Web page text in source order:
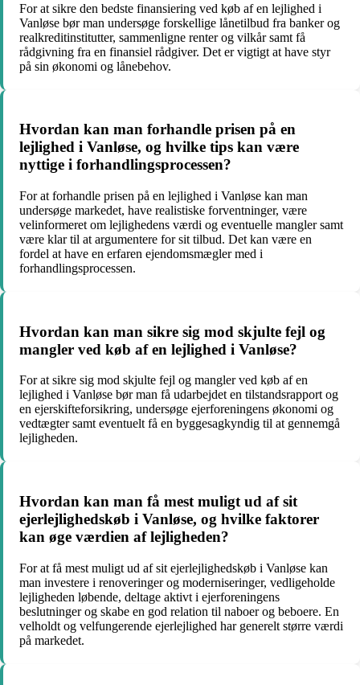
For at sikre den bedste finansiering ved køb af en lejlighed i
Vanløse bør man undersøge forskellige lånetilbud fra banker og
realkreditinstitutter, sammenligne renter og vilkår samt få
rådgivning fra en finansiel rådgiver. Det er vigtigt at have styr
på sin økonomi og lånebehov.
Hvordan kan man forhandle prisen på en
lejlighed i Vanløse, og hvilke tips kan være
nyttige i forhandlingsprocessen?
For at forhandle prisen på en lejlighed i Vanløse kan man
undersøge markedet, have realistiske forventninger, være
velinformeret om lejlighedens værdi og eventuelle mangler samt
være klar til at argumentere for sit tilbud. Det kan være en
fordel at have en erfaren ejendomsmægler med i
forhandlingsprocessen.
Hvordan kan man sikre sig mod skjulte fejl og
mangler ved køb af en lejlighed i Vanløse?
For at sikre sig mod skjulte fejl og mangler ved køb af en
lejlighed i Vanløse bør man få udarbejdet en tilstandsrapport og
en ejerskifteforsikring, undersøge ejerforeningens økonomi og
vedtægter samt eventuelt få en byggesagkyndig til at gennemgå
lejligheden.
Hvordan kan man få mest muligt ud af sit
ejerlejlighedskøb i Vanløse, og hvilke faktorer
kan øge værdien af lejligheden?
For at få mest muligt ud af sit ejerlejlighedskøb i Vanløse kan
man investere i renoveringer og moderniseringer, vedligeholde
lejligheden løbende, deltage aktivt i ejerforeningens
beslutninger og skabe en god relation til naboer og beboere. En
velholdt og velfungerende ejerlejlighed har generelt større værdi
på markedet.